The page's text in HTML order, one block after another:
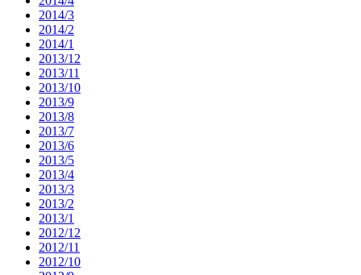
2014/3
2014/2
2014/1
2013/12
2013/11
2013/10
2013/9
2013/8
2013/7
2013/6
2013/5
2013/4
2013/3
2013/2
2013/1
2012/12
2012/11
2012/10